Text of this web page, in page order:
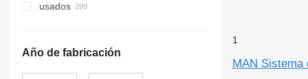
usados
Año de fabricación
1
MAN Sistema